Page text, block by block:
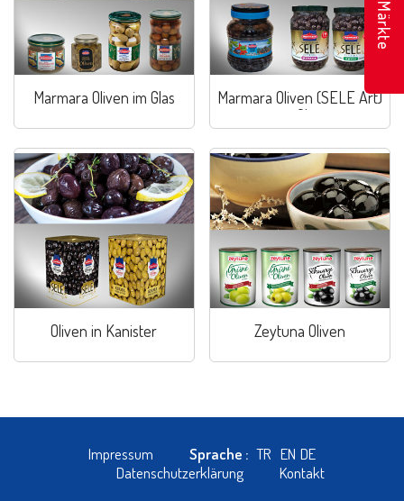
Marmara Oliven im Glas
Marmara Oliven (SELE Art)
im Glas
Oliven in Kanister Zeytuna Oliven
Impressum Sprache : TR EN DE
Datenschutzerklärung
Kontakt
Märkte